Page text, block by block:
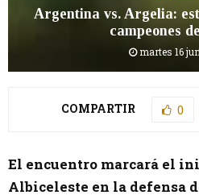
Argentina vs. Argelia:
campeones
martes 16
COMPARTIR 0
El encuentro marcará el
Albiceleste en la defensa